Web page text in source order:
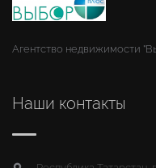
Агентство недвижимости
Наши контакты